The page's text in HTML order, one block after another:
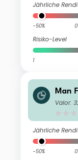
Jährliche
-50%
Risiko-Level
1
Man
ging
Valor:
Jährliche
-50%